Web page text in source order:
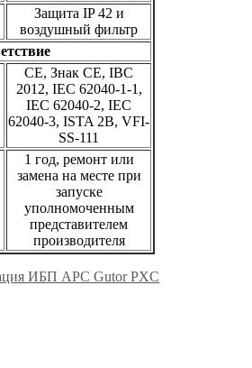
Защита IP 42 и
воздушный фильтр
CE, Знак CE, IBC
2012, IEC 62040-1-1,
IEC 62040-2, IEC
62040-3, ISTA 2B, VFI-
SS-111
1 год, ремонт или
замена на месте при
запуске
уполномоченным
представителем
производителя
ИБП APC Gutor PXC